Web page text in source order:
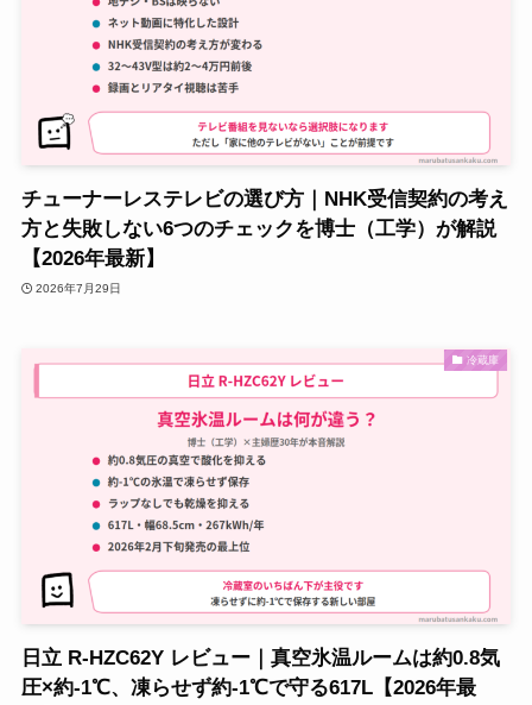
チューナーレステレビの選び方｜NHK受信契約の考え
方と失敗しない6つのチェックを博士（工学）が解説
【2026年最新】
2026年7月29日
冷蔵庫
日立 R-HZC62Y レビュー｜真空氷温ルームは約0.8気
圧×約-1℃、凍らせず約-1℃で守る617L【2026年最